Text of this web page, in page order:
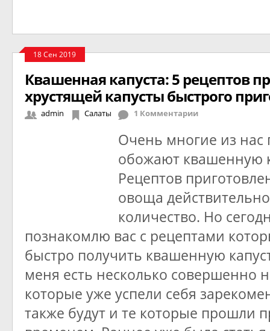
18 Сен 2019
Квашенная капуста: 5 рецептов
хрустящей капусты быстрого
admin Салаты 1 Комментарии
Очень многие из нас
обожают квашенную
Рецептов
овоща
количество. Но
познакомлю вас с рецептами
быстро получить квашенную
меня есть несколько совершенно
которые уже успели себя
также будут и те которые прошли